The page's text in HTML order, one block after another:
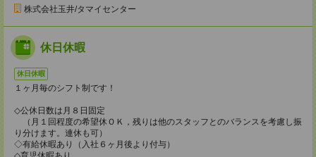
株式会社玉井/タマイセンター
休日休暇
休日休暇
１ヶ月毎のシフト制です！
◇公休日数は月８日固定
（月１回程度の希望休ＯＫ，残りは他のスタッフとのバランスを考慮し振
り分けます。連休も可）
◇有給休暇あり（入社６ヶ月後より付与）